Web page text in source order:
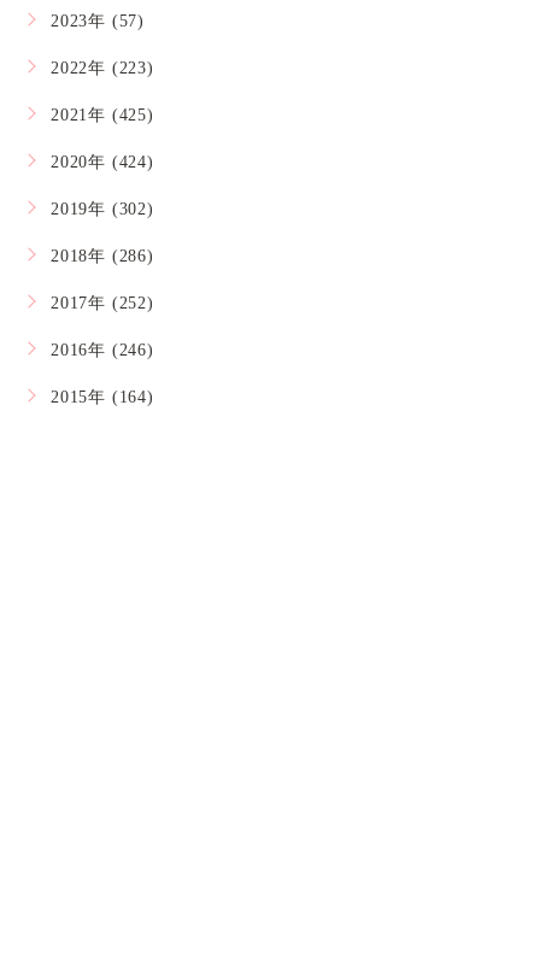
2023年 (57)
2022年 (223)
2021年 (425)
2020年 (424)
2019年 (302)
2018年 (286)
2017年 (252)
2016年 (246)
2015年 (164)